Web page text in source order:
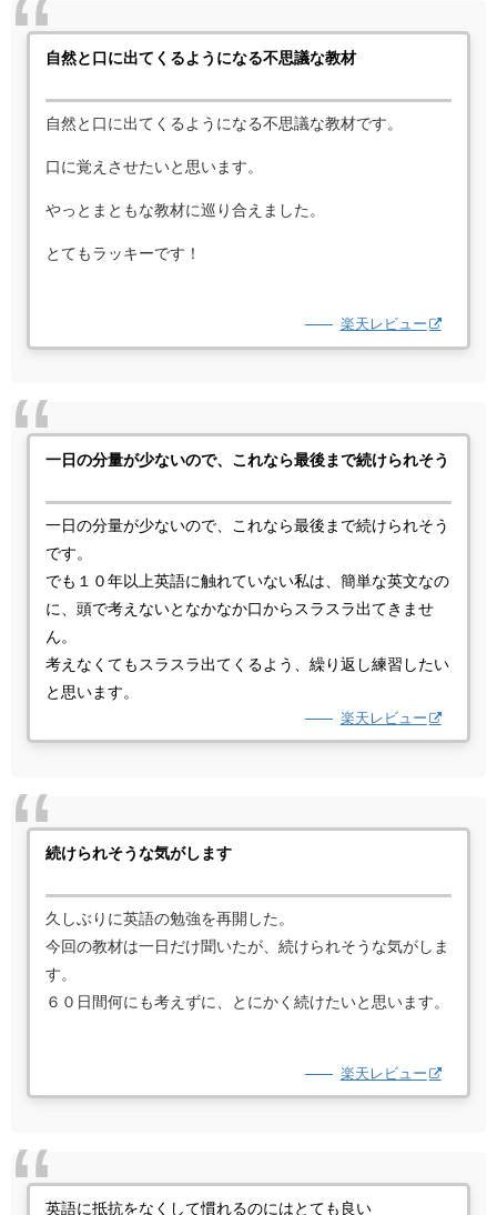
自然と口に出てくるようになる不思議な教材
自然と口に出てくるようになる不思議な教材です。
口に覚えさせたいと思います。
やっとまともな教材に巡り合えました。
とてもラッキーです！
楽天レビュー
一日の分量が少ないので、これなら最後まで続けられそう
一日の分量が少ないので、これなら最後まで続けられそう
です。
でも１０年以上英語に触れていない私は、簡単な英文なの
に、頭で考えないとなかなか口からスラスラ出てきませ
ん。
考えなくてもスラスラ出てくるよう、繰り返し練習したい
と思います。
楽天レビュー
続けられそうな気がします
久しぶりに英語の勉強を再開した。
今回の教材は一日だけ聞いたが、続けられそうな気がしま
す。
６０日間何にも考えずに、とにかく続けたいと思います。
楽天レビュー
英語に抵抗をなくして慣れるのにはとても良い